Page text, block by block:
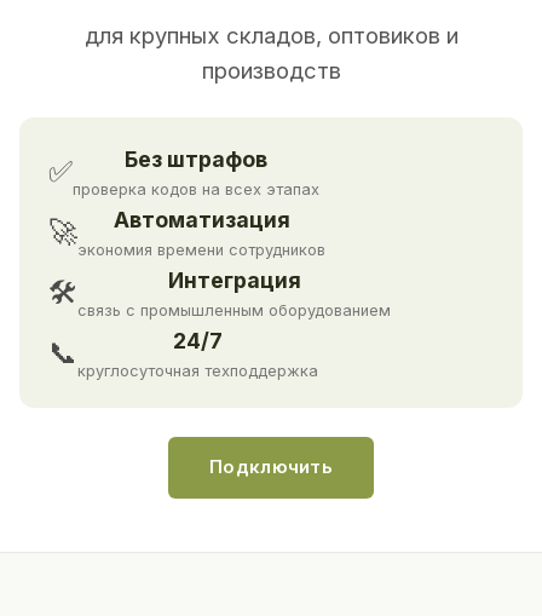
для крупных складов, оптовиков и
производств
✅ Без штрафов
проверка кодов на всех этапах
🚀 Автоматизация
экономия времени сотрудников
🛠 Интеграция
связь с промышленным оборудованием
📞 24/7
круглосуточная техподдержка
Подключить